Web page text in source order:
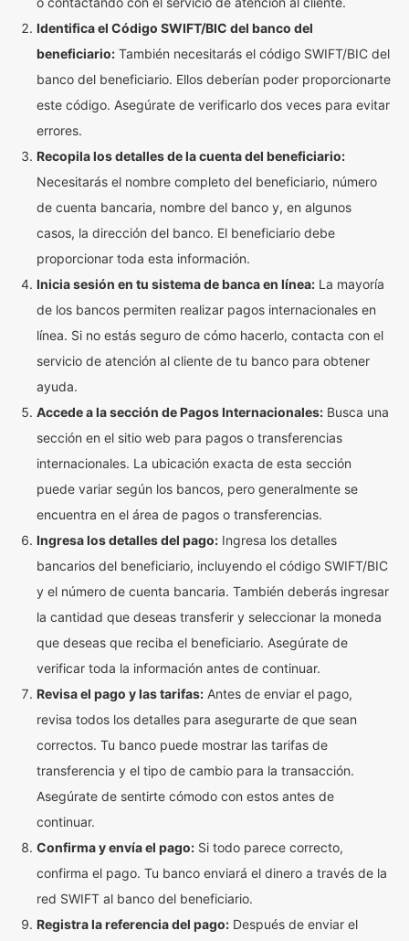
Identifica el Código SWIFT/BIC del banco del
beneficiario: También necesitarás el código SWIFT/BIC del
banco del beneficiario. Ellos deberían poder proporcionarte
este código. Asegúrate de verificarlo dos veces para evitar
errores.
Recopila los detalles de la cuenta del beneficiario:
Necesitarás el nombre completo del beneficiario, número
de cuenta bancaria, nombre del banco y, en algunos
casos, la dirección del banco. El beneficiario debe
proporcionar toda esta información.
Inicia sesión en tu sistema de banca en línea: La mayoría
de los bancos permiten realizar pagos internacionales en
línea. Si no estás seguro de cómo hacerlo, contacta con el
servicio de atención al cliente de tu banco para obtener
ayuda.
Accede a la sección de Pagos Internacionales: Busca una
sección en el sitio web para pagos o transferencias
internacionales. La ubicación exacta de esta sección
puede variar según los bancos, pero generalmente se
encuentra en el área de pagos o transferencias.
Ingresa los detalles del pago: Ingresa los detalles
bancarios del beneficiario, incluyendo el código SWIFT/BIC
y el número de cuenta bancaria. También deberás ingresar
la cantidad que deseas transferir y seleccionar la moneda
que deseas que reciba el beneficiario. Asegúrate de
verificar toda la información antes de continuar.
Revisa el pago y las tarifas: Antes de enviar el pago,
revisa todos los detalles para asegurarte de que sean
correctos. Tu banco puede mostrar las tarifas de
transferencia y el tipo de cambio para la transacción.
Asegúrate de sentirte cómodo con estos antes de
continuar.
Confirma y envía el pago: Si todo parece correcto,
confirma el pago. Tu banco enviará el dinero a través de la
red SWIFT al banco del beneficiario.
Registra la referencia del pago: Después de enviar el